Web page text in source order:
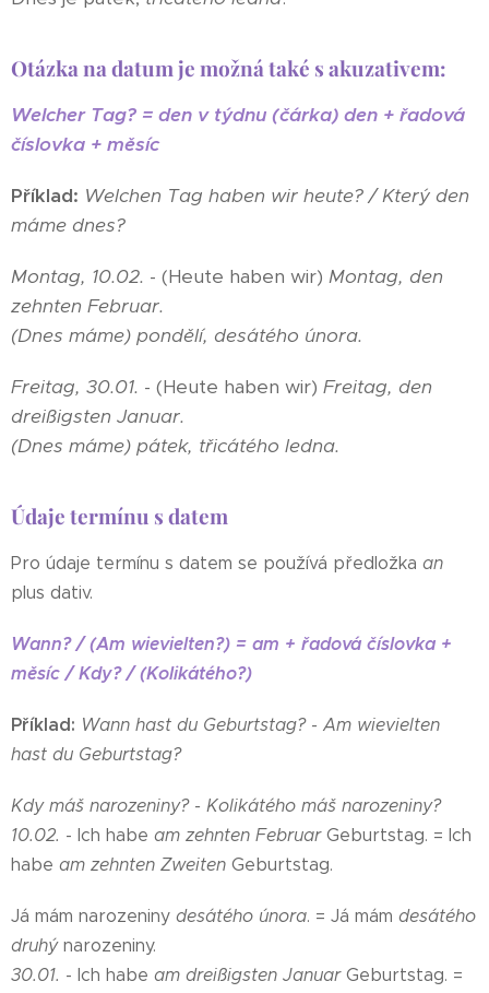
Otázka na datum je možná také s akuzativem:
Welcher Tag? = den v týdnu (čárka) den + řadová
číslovka + měsíc
Příklad: Welchen Tag haben wir heute? / Který den
máme dnes?
Montag, 10.02. - (Heute haben wir) Montag, den
zehnten Februar.
(Dnes máme) pondělí, desátého února.
Freitag, 30.01. - (Heute haben wir) Freitag, den
dreißigsten Januar.
(Dnes máme) pátek, třicátého ledna.
Údaje termínu s datem
Pro údaje termínu s datem se používá předložka an
plus dativ.
Wann? / (Am wievielten?) = am + řadová číslovka +
měsíc /Kdy? / (Kolikátého?)
Příklad: Wann hast du Geburtstag? - Am wievielten
hast du Geburtstag?
Kdy máš narozeniny? - Kolikátého máš narozeniny?
10.02. - Ich habe am zehnten FebruarGeburtstag. = Ich
habe am zehnten Zweiten Geburtstag.
Já mám narozeniny desátého února. = Já mám desátého
druhýnarozeniny.
30.01. - Ich habe am dreißigsten JanuarGeburtstag. =